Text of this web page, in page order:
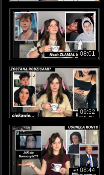
08:01
09:52
08:44